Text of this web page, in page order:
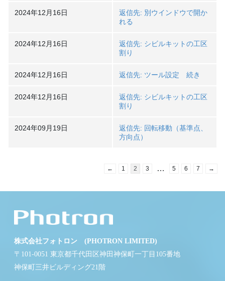
2024年12月16日
返信先: 別ウインドウで開か
れる
2024年12月16日
返信先: シビルキットの工区
割り
2024年12月16日 返信先: ツール設定 続き
2024年12月16日
返信先: シビルキットの工区
割り
2024年09月19日
返信先: 回転移動（基準点、
方向点）
← 1 2 3 … 5 6 7 →
株式会社フォトロン (PHOTRON LIMITED)
〒101-0051 東京都千代田区神田神保町一丁目105番地
神保町三井ビルディング21階